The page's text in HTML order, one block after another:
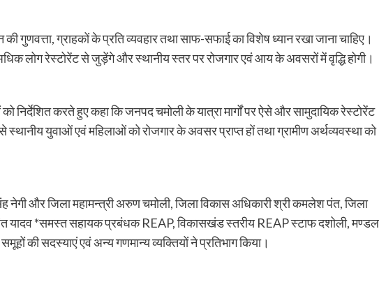
गुणवत्ता, ग्राहकों के प्रति व्यवहार तथा साफ-सफाई का विशेष ध्यान रखा जाना चाहिए।
लोग रेस्टोरेंट से जुड़ेंगे और स्थानीय स्तर पर रोजगार एवं आय के अवसरों में वृद्धि होगी।
निर्देशित करते हुए कहा कि जनपद चमोली के यात्रा मार्गों पर ऐसे और सामुदायिक रेस्टोरेंट
युवाओं एवं महिलाओं को रोजगार के अवसर प्राप्त हों तथा ग्रामीण अर्थव्यवस्था को
नेगी और जिला महामन्त्री अरुण चमोली, जिला विकास अधिकारी श्री कमलेश पंत, जिला
यादव *समस्त सहायक प्रबंधक REAP, विकासखंड स्तरीय REAP स्टाफ दशोली, मण्डल
की सदस्याएं एवं अन्य गणमान्य व्यक्तियों ने प्रतिभाग किया।